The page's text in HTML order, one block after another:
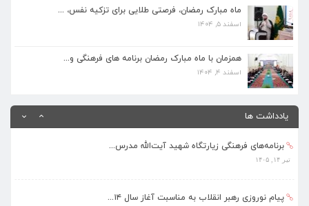
ماه مبارک رمضان، فرصتی طلایی برای تزکیه نفس، ...
اسفند ۵, ۱۴۰۴
همزمان با ماه مبارک رمضان برنامه های فرهنگی و...
اسفند ۴, ۱۴۰۴
یادداشت ها
اسفند ۵, ۱۴۰۴
همزمان با ماه مبارک رمضان برنامه های فرهنگی و...
اسفند ۴, ۱۴۰۴
مرداد ۱۰, ۱۴۰۵
برنامه‌های فرهنگی زیارتگاه شهید آیت‌الله مدرس...
تیر ۱۴, ۱۴۰۵
پیام نوروزی رهبر انقلاب به مناسبت آغاز سال ۱۴...